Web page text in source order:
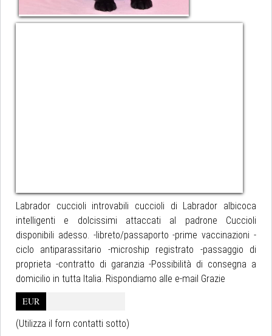
Labrador cuccioli introvabili cuccioli di Labrador albicoca
intelligenti e dolcissimi attaccati al padrone Cuccioli
disponibili adesso. -libreto/passaporto -prime vaccinazioni -
ciclo antiparassitario -microship registrato -passaggio di
proprieta -contratto di garanzia -Possibilità di consegna a
domicilio in tutta Italia. Rispondiamo alle e-mail Grazie
EUR
(Utilizza il forn contatti sotto)